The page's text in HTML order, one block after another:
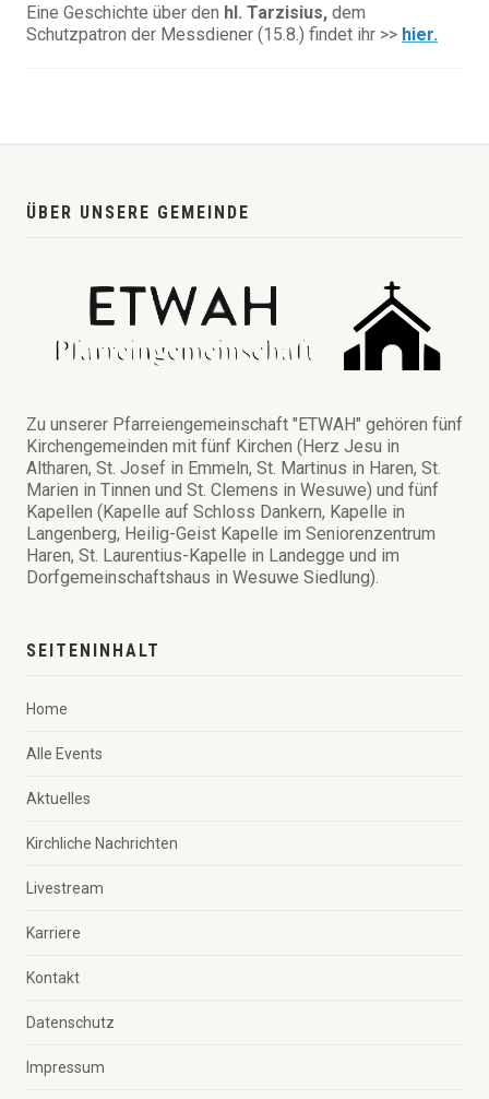
Eine Geschichte über den hl. Tarzisius, dem
Schutzpatron der Messdiener (15.8.) findet ihr >> hier.
ÜBER UNSERE GEMEINDE
Zu unserer Pfarreiengemeinschaft "ETWAH" gehören fünf
Kirchengemeinden mit fünf Kirchen (Herz Jesu in
Altharen, St. Josef in Emmeln, St. Martinus in Haren, St.
Marien in Tinnen und St. Clemens in Wesuwe) und fünf
Kapellen (Kapelle auf Schloss Dankern, Kapelle in
Langenberg, Heilig-Geist Kapelle im Seniorenzentrum
Haren, St. Laurentius-Kapelle in Landegge und im
Dorfgemeinschaftshaus in Wesuwe Siedlung).
SEITENINHALT
Home
Alle Events
Aktuelles
Kirchliche Nachrichten
Livestream
Karriere
Kontakt
Datenschutz
Impressum